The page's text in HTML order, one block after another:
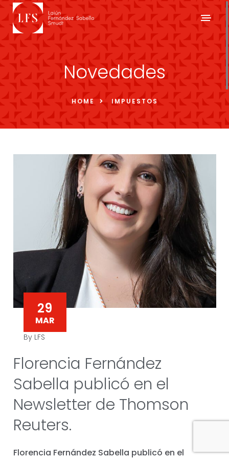
Novedades
HOME IMPUESTOS
29
MAR
By LFS
Florencia Fernández
Sabella publicó en el
Newsletter de Thomson
Reuters.
Florencia Fernández Sabella publicó en el